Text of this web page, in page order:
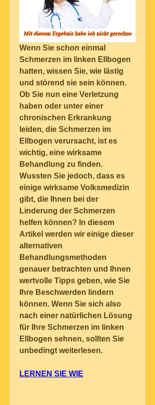
Wenn Sie schon einmal
Schmerzen im linken Ellbogen
hatten, wissen Sie, wie lästig
und störend sie sein können.
Ob Sie nun eine Verletzung
haben oder unter einer
chronischen Erkrankung
leiden, die Schmerzen im
Ellbogen verursacht, ist es
wichtig, eine wirksame
Behandlung zu finden.
Wussten Sie jedoch, dass es
einige wirksame Volksmedizin
gibt, die Ihnen bei der
Linderung der Schmerzen
helfen können? In diesem
Artikel werden wir einige dieser
alternativen
Behandlungsmethoden
genauer betrachten und Ihnen
wertvolle Tipps geben, wie Sie
Ihre Beschwerden lindern
können. Wenn Sie sich also
nach einer natürlichen Lösung
für Ihre Schmerzen im linken
Ellbogen sehnen, sollten Sie
unbedingt weiterlesen.
LERNEN SIE WIE